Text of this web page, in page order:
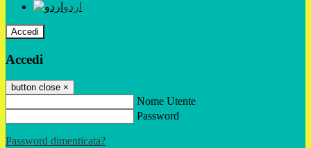
اردو
Accedi
Accedi
button close ×
Nome Utente
Password
Password dimenticata?